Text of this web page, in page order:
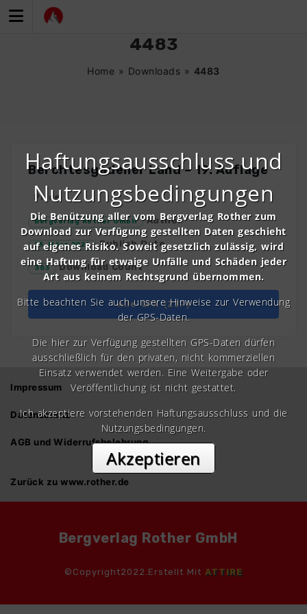
Inhalt
4483
Home » Downloads » 4483
Berchtesgadener Land – 19. Auflage
Price
Bergverlag Rother GmbH Author
13. März 2026 Publish Date
363 Download Count
Alle GPX (ZIP)
Impressum
Datenschutz
AGB und Widerrufsbelehrung
Zurück zu www.rother.de
Bergverlag Rother GmbH
©Copyright2022.Erstellt Mit ATTIRE
Haftungsausschluss und
Nutzungsbedingungen
Die Benützung aller vom Bergverlag Rother zum
Download zur Verfügung gestellten Daten geschieht
auf eigenes Risiko. Soweit gesetzlich zulässig, wird
eine Haftung für etwaige Unfälle und Schäden jeder
Art aus keinem Rechtsgrund übernommen.
Bitte beachten Sie auch unsere Hinweise zur Verwendung
der GPS-Daten.
Die hier zur Verfügung gestellten GPS-Daten dürfen
ausschließlich für den privaten, nicht kommerziellen
Einsatz verwendet werden. Eine Weitergabe oder
Veröffentlichung ist nicht gestattet.
Ich akzeptiere vorstehenden Haftungsausschluss und die
Nutzungsbedingungen.
Akzeptieren